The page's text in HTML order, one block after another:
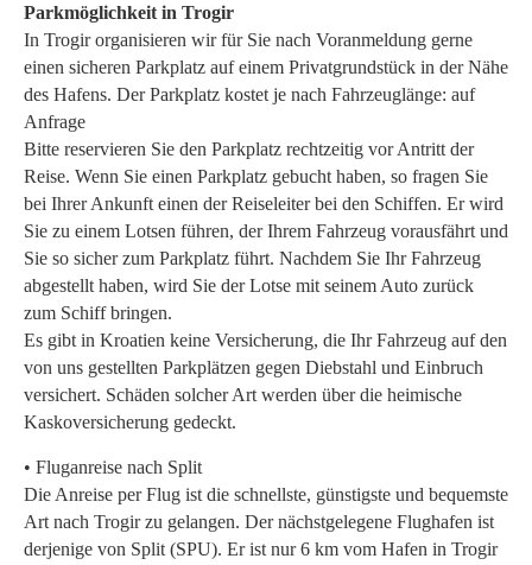
Parkmöglichkeit in Trogir
In Trogir organisieren wir für Sie nach Voranmeldung gerne
einen sicheren Parkplatz auf einem Privatgrundstück in der Nähe
des Hafens. Der Parkplatz kostet je nach Fahrzeuglänge: auf
Anfrage
Bitte reservieren Sie den Parkplatz rechtzeitig vor Antritt der
Reise. Wenn Sie einen Parkplatz gebucht haben, so fragen Sie
bei Ihrer Ankunft einen der Reiseleiter bei den Schiffen. Er wird
Sie zu einem Lotsen führen, der Ihrem Fahrzeug vorausfährt und
Sie so sicher zum Parkplatz führt. Nachdem Sie Ihr Fahrzeug
abgestellt haben, wird Sie der Lotse mit seinem Auto zurück
zum Schiff bringen.
Es gibt in Kroatien keine Versicherung, die Ihr Fahrzeug auf den
von uns gestellten Parkplätzen gegen Diebstahl und Einbruch
versichert. Schäden solcher Art werden über die heimische
Kaskoversicherung gedeckt.
• Fluganreise nach Split
Die Anreise per Flug ist die schnellste, günstigste und bequemste
Art nach Trogir zu gelangen. Der nächstgelegene Flughafen ist
derjenige von Split (SPU). Er ist nur 6 km vom Hafen in Trogir